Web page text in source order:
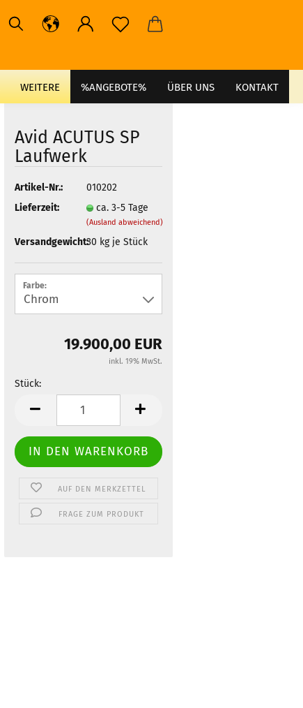
%ANGEBOTE% ÜBER UNS KONTAKT
WEITERE
Avid ACUTUS SP
Laufwerk
Artikel-Nr.:
010202
Lieferzeit:
ca. 3-5 Tage
(Ausland abweichend)
Versandgewicht:30 kg je Stück
Farbe:
19.900,00 EUR
inkl. 19% MwSt.
Stück:
Stück
AUF DEN MERKZETTEL
FRAGE ZUM PRODUKT